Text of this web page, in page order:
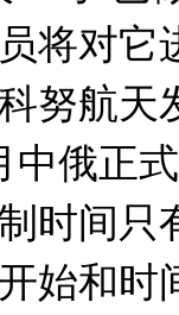
将对它
努航天
俄正式
时间只
始和时